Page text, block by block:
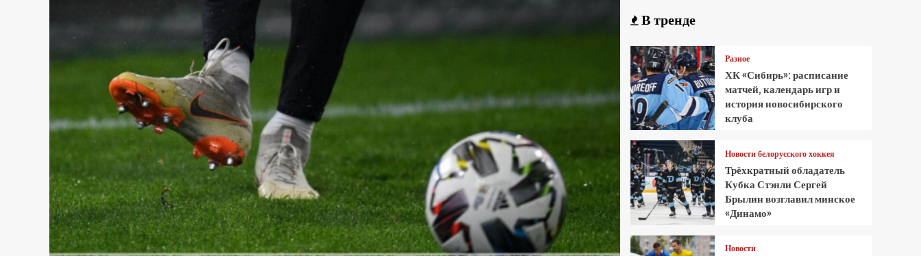
В тренде
Разное
ХК «Сибирь»: расписание
матчей, календарь игр и
история новосибирского
клуба
Новости белорусского хоккея
Трёхкратный обладатель
Кубка Стэнли Сергей
Брылин возглавил минское
«Динамо»
Новости